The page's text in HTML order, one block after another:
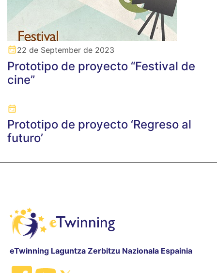
22 de September de 2023
Prototipo de proyecto “Festival de
cine”
Prototipo de proyecto ‘Regreso al
futuro’
eTwinning Laguntza Zerbitzu Nazionala Espainia